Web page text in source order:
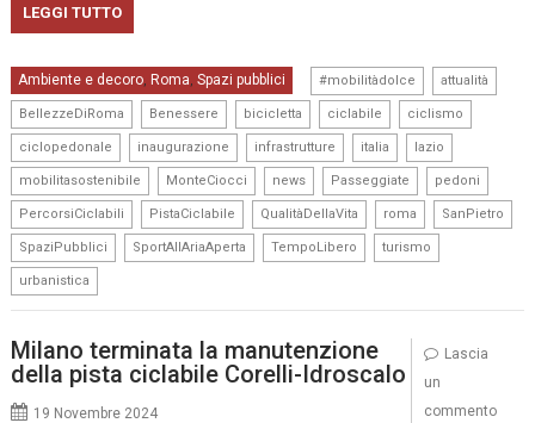
LEGGI TUTTO
Ambiente e decoro, Roma,Spazi pubblici #mobilitàdolce attualità
BellezzeDiRoma Benessere bicicletta ciclabile ciclismo
ciclopedonale inaugurazione infrastrutture italia lazio
mobilitasostenibile MonteCiocci news Passeggiate pedoni
PercorsiCiclabili PistaCiclabile QualitàDellaVita roma SanPietro
SpaziPubblici SportAllAriaAperta TempoLibero turismo
urbanistica
Milano terminata la manutenzione
della pista ciclabile Corelli-Idroscalo
19 Novembre 2024
Lascia
un
commento